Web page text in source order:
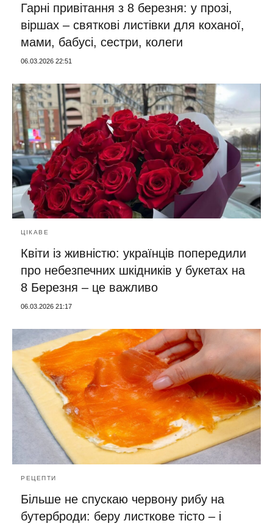
Гарні привітання з 8 березня: у прозі,
віршах – святкові листівки для коханої,
мами, бабусі, сестри, колеги
06.03.2026 22:51
ЦІКАВЕ
Квіти із живністю: українців попередили
про небезпечних шкідників у букетах на
8 Березня – це важливо
06.03.2026 21:17
РЕЦЕПТИ
Більше не спускаю червону рибу на
бутерброди: беру листкове тісто – і